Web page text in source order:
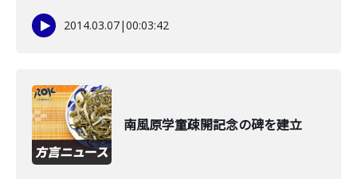
2014.03.07|00:03:42
南風原学童疎開記念の碑を建立